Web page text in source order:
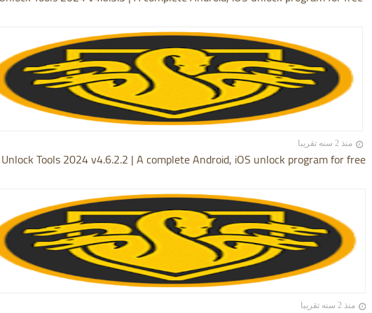
منذ 2 سنه تقريبا
Unlock Tools 2024 v4.6.2.2 | A complete Android, iOS unlock program for free
منذ 2 سنه تقريبا